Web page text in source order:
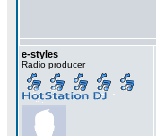
e-styles
Radio producer